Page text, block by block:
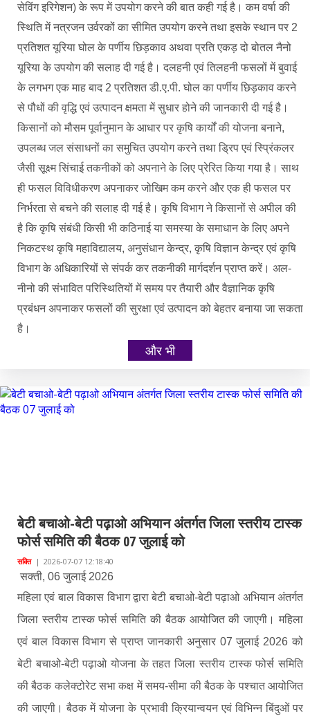
सेविंग इरिगेशन) के रूप में उपयोग करने की बात कही गई है। कम वर्षा की
स्थिति में नत्रजन उर्वरकों का सीमित उपयोग करने तथा इसके स्थान पर 2
प्रतिशत यूरिया घोल के पर्णीय छिड़काव अथवा प्रति एकड़ दो बोतल नैनो
यूरिया के उपयोग की सलाह दी गई है। दलहनी एवं तिलहनी फसलों में बुवाई
के लगभग एक माह बाद 2 प्रतिशत डी.ए.पी. घोल का पर्णीय छिड़काव करने
से पौधों की वृद्धि एवं उत्पादन क्षमता में सुधार होने की जानकारी दी गई है।
किसानों को मौसम पूर्वानुमान के आधार पर कृषि कार्यों की योजना बनाने,
उपलब्ध जल संसाधनों का समुचित उपयोग करने तथा ड्रिप एवं स्प्रिंकलर
जैसी सूक्ष्म सिंचाई तकनीकों को अपनाने के लिए प्रेरित किया गया है। साथ
ही फसल विविधीकरण अपनाकर जोखिम कम करने और एक ही फसल पर
निर्भरता से बचने की सलाह दी गई है। कृषि विभाग ने किसानों से अपील की
है कि कृषि संबंधी किसी भी कठिनाई या समस्या के समाधान के लिए अपने
निकटस्थ कृषि महाविद्यालय, अनुसंधान केन्द्र, कृषि विज्ञान केन्द्र एवं कृषि
विभाग के अधिकारियों से संपर्क कर तकनीकी मार्गदर्शन प्राप्त करें। अल-
नीनो की संभावित परिस्थितियों में समय पर तैयारी और वैज्ञानिक कृषि
प्रबंधन अपनाकर फसलों की सुरक्षा एवं उत्पादन को बेहतर बनाया जा सकता
है।
और भी
बेटी बचाओ-बेटी पढ़ाओ अभियान अंतर्गत जिला स्तरीय टास्क
फोर्स समिति की बैठक 07 जुलाई को
सक्ति| 2026-07-07 12:18:40
सक्ती, 06 जुलाई 2026
महिला एवं बाल विकास विभाग द्वारा बेटी बचाओ-बेटी पढ़ाओ अभियान अंतर्गत
जिला स्तरीय टास्क फोर्स समिति की बैठक आयोजित की जाएगी। महिला
एवं बाल विकास विभाग से प्राप्त जानकारी अनुसार 07 जुलाई 2026 को
बेटी बचाओ-बेटी पढ़ाओ योजना के तहत जिला स्तरीय टास्क फोर्स समिति
की बैठक कलेक्टोरेट सभा कक्ष में समय-सीमा की बैठक के पश्चात आयोजित
की जाएगी। बैठक में योजना के प्रभावी क्रियान्वयन एवं विभिन्न बिंदुओं पर